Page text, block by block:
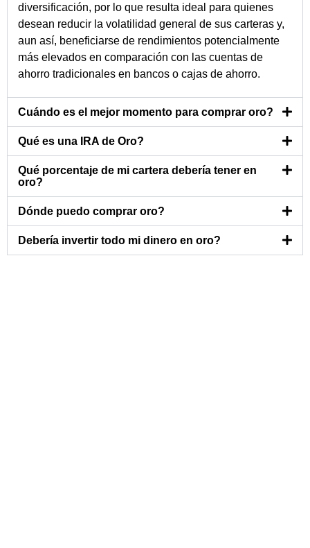
diversificación, por lo que resulta ideal para quienes
desean reducir la volatilidad general de sus carteras y,
aun así, beneficiarse de rendimientos potencialmente
más elevados en comparación con las cuentas de
ahorro tradicionales en bancos o cajas de ahorro.
Cuándo es el mejor momento para comprar oro?
Qué es una IRA de Oro?
Qué porcentaje de mi cartera debería tener en
oro?
Dónde puedo comprar oro?
Debería invertir todo mi dinero en oro?